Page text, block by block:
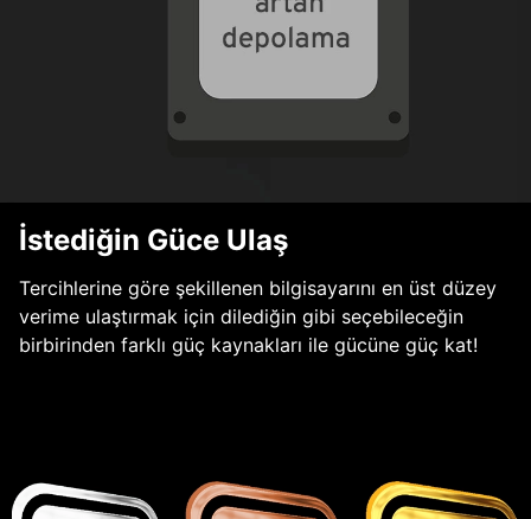
İstediğin Güce Ulaş
Tercihlerine göre şekillenen bilgisayarını en üst düzey
verime ulaştırmak için dilediğin gibi seçebileceğin
birbirinden farklı güç kaynakları ile gücüne güç kat!